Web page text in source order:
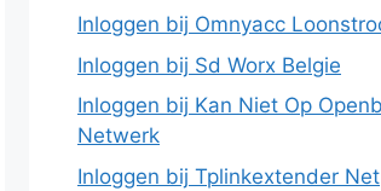
Inloggen bij Omnyacc
Inloggen bij Sd Worx Belgie
Inloggen bij Kan Niet Op
Netwerk
Inloggen bij Tplinkextender Net